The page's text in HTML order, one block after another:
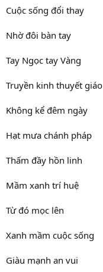
Cuộc sống đổi thay
Nhờ đôi bàn tay
Tay Ngọc tay Vàng
Truyền kinh thuyết giáo
Không kể đêm ngày
Hạt mưa chánh pháp
Thấm đầy hồn linh
Mầm xanh trí huệ
Từ đó mọc lên
Xanh mầm cuộc sống
Giàu mạnh an vui